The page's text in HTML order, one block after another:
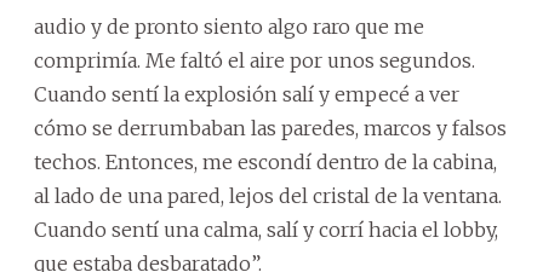
audio y de pronto siento algo raro que me
comprimía. Me faltó el aire por unos segundos.
Cuando sentí la explosión salí y empecé a ver
cómo se derrumbaban las paredes, marcos y falsos
techos. Entonces, me escondí dentro de la cabina,
al lado de una pared, lejos del cristal de la ventana.
Cuando sentí una calma, salí y corrí hacia el lobby,
que estaba desbaratado”.